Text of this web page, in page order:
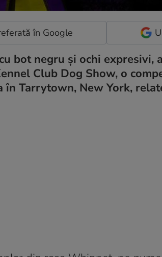
în Google
bot negru şi ochi expresivi,
Club Dog Show, o
în Tarrytown, New York,